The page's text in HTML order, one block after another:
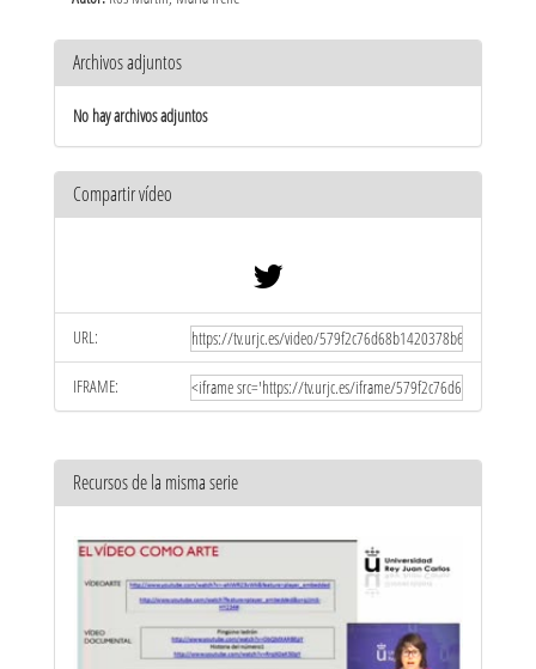
Archivos adjuntos
No hay archivos adjuntos
Compartir vídeo
URL:
IFRAME:
Recursos de la misma serie